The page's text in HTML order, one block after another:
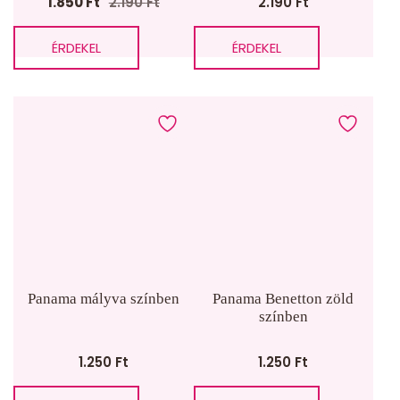
Original
price
2.190 Ft.
Current
price
1.850 Ft.
ÉRDEKEL ÉRDEKEL
Panama mályva színben
1.250 Ft
Panama Benetton zöld
színben
1.250 Ft